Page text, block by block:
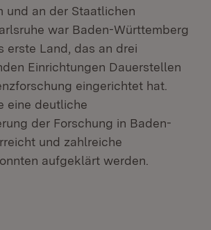
und an der Staatlichen
war Baden-Württemberg
erste Land, das an drei
Einrichtungen Dauerstellen
eingerichtet hat.
eine deutliche
der Forschung in Baden-
und zahlreiche
aufgeklärt werden.